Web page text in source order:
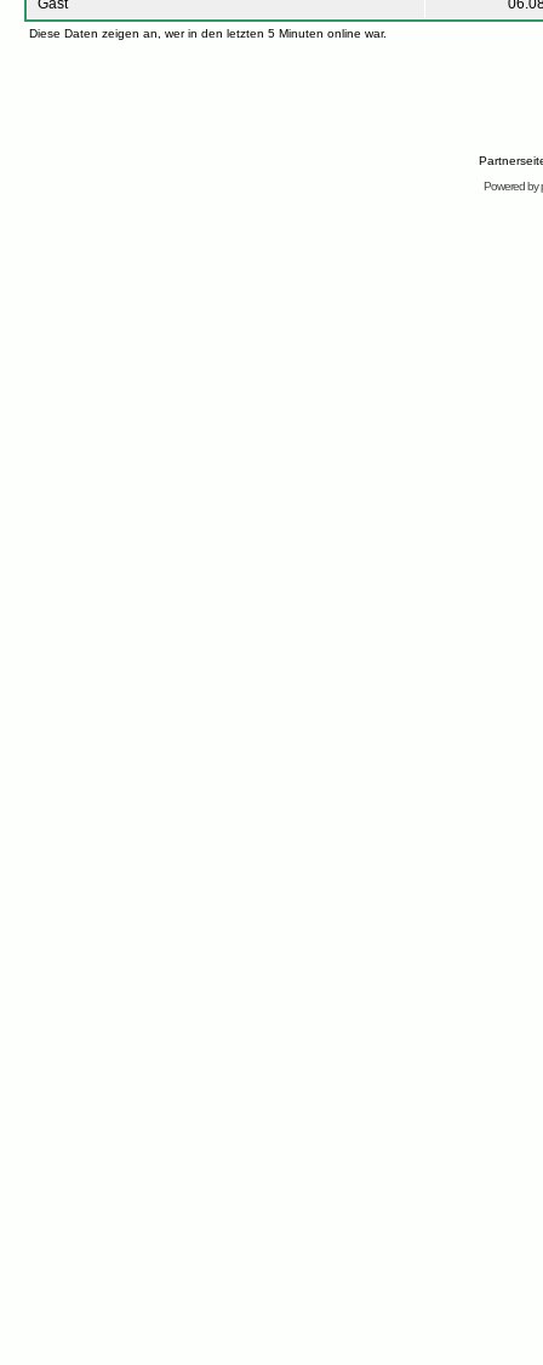
Gast
Diese Daten zeigen an, wer in den letzten 5 Minuten online war.
Powered by